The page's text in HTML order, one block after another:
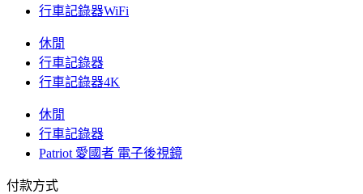
行車記錄器WiFi
休閒
行車記錄器
行車記錄器4K
休閒
行車記錄器
Patriot 愛國者 電子後視鏡
付款方式